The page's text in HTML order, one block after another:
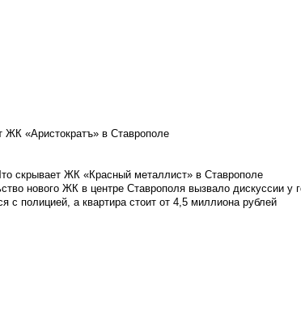
ЖК «Аристократъ» в Ставрополе
скрывает ЖК «Красный металлист» в Ставрополе
нового ЖК в центре Ставрополя вызвало дискуссии у
с полицией, а квартира стоит от 4,5 миллиона рублей